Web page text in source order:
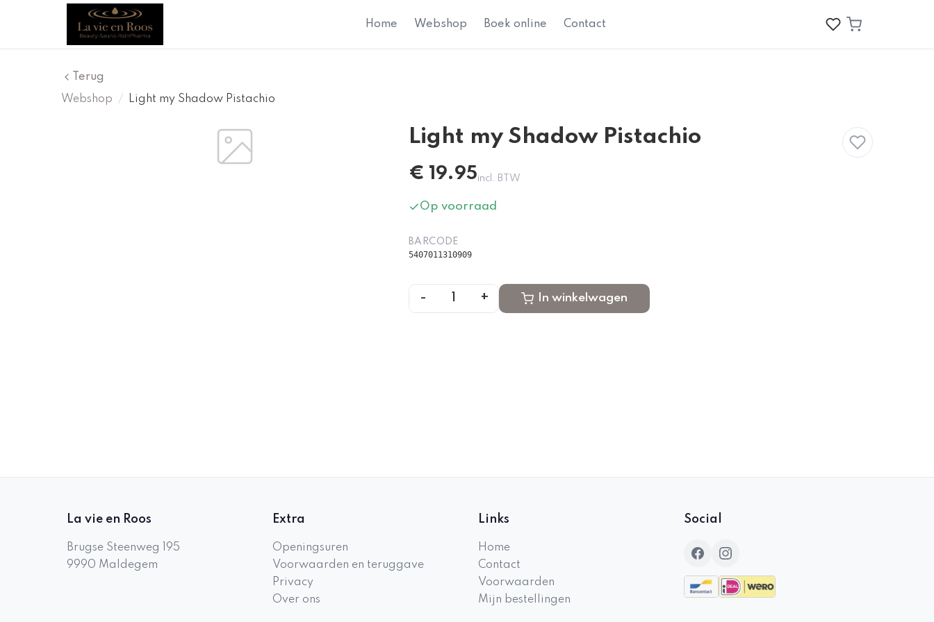
Home Webshop Boek online Contact
Terug
Webshop
/ Light my Shadow Pistachio
Light my Shadow Pistachio
€ 19.95incl. BTW
Op voorraad
BARCODE
5407011310909
- + In winkelwagen
La vie en Roos
Brugse Steenweg 195
9990 Maldegem
Extra
Openingsuren
Voorwaarden en teruggave
Privacy
Over ons
Links
Home
Contact
Voorwaarden
Mijn bestellingen
Social